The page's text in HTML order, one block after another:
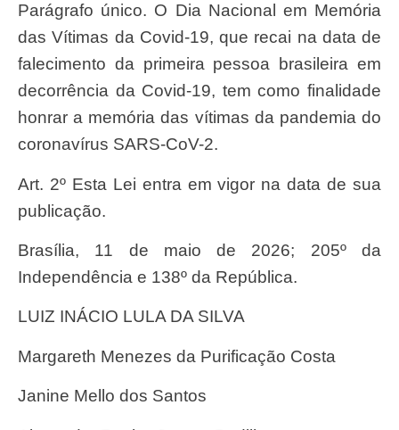
Parágrafo único. O Dia Nacional em Memória
das Vítimas da Covid-19, que recai na data de
falecimento da primeira pessoa brasileira em
decorrência da Covid-19, tem como finalidade
honrar a memória das vítimas da pandemia do
coronavírus SARS-CoV-2.
Art. 2º Esta Lei entra em vigor na data de sua
publicação.
Brasília, 11 de maio de 2026; 205º da
Independência e 138º da República.
LUIZ INÁCIO LULA DA SILVA
Margareth Menezes da Purificação Costa
Janine Mello dos Santos